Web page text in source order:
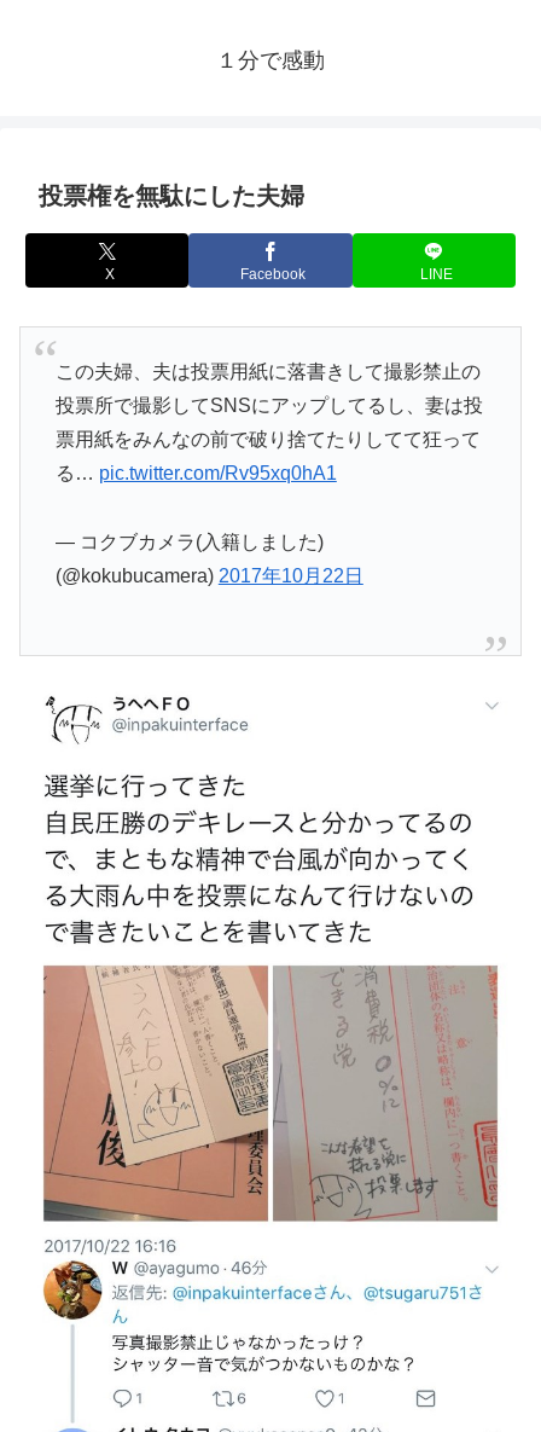
１分で感動
投票権を無駄にした夫婦
X Facebook LINE
この夫婦、夫は投票用紙に落書きして撮影禁止の
投票所で撮影してSNSにアップしてるし、妻は投
票用紙をみんなの前で破り捨てたりしてて狂って
る… pic.twitter.com/Rv95xq0hA1
— コクブカメラ(入籍しました)
(@kokubucamera) 2017年10月22日